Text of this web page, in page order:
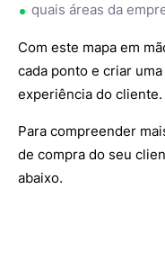
quais áreas da
Com este mapa em
cada ponto e criar
experiência do cliente.
Para compreender
de compra do seu
abaixo.